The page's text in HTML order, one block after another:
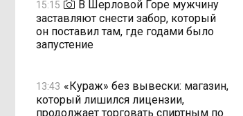
15:15
В Шерловой Горе мужчину
заставляют снести забор, который
он поставил там, где годами было
запустение
13:43 «Кураж» без вывески: магазин,
который лишился лицензии,
продолжает торговать спиртным по